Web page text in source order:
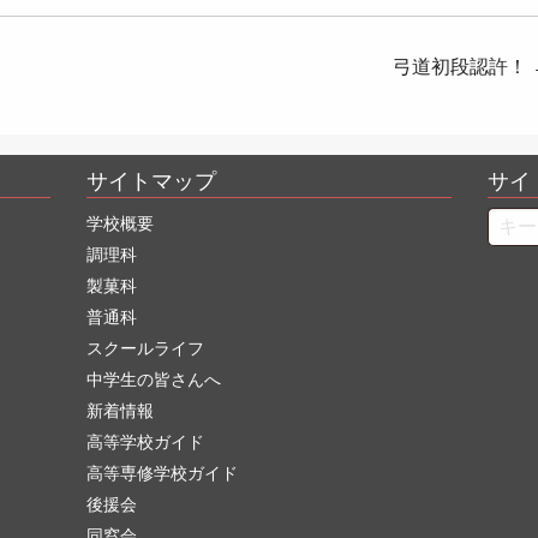
弓道初段認許！
サイトマップ
学校概要
調理科
製菓科
普通科
スクールライフ
中学生の皆さんへ
新着情報
高等学校ガイド
高等専修学校ガイド
後援会
サイ
Search